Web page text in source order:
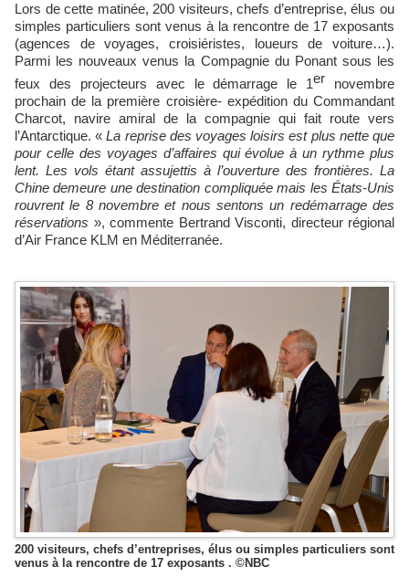
Lors de cette matinée, 200 visiteurs, chefs d’entreprise, élus ou
simples particuliers sont venus à la rencontre de 17 exposants
(agences de voyages, croisiéristes, loueurs de voiture…).
Parmi les nouveaux venus la Compagnie du Ponant sous les
feux des projecteurs avec le démarrage le 1er novembre
prochain de la première croisière- expédition du Commandant
Charcot, navire amiral de la compagnie qui fait route vers
l’Antarctique. «La reprise des voyages loisirs est plus nette que
pour celle des voyages d’affaires qui évolue à un rythme plus
lent. Les vols étant assujettis à l’ouverture des frontières. La
Chine demeure une destination compliquée mais les États-Unis
rouvrent le 8 novembre et nous sentons un redémarrage des
réservations », commente Bertrand Visconti, directeur régional
d’Air France KLM en Méditerranée.
200 visiteurs, chefs d’entreprises, élus ou simples particuliers sont
venus à la rencontre de 17 exposants . ©NBC